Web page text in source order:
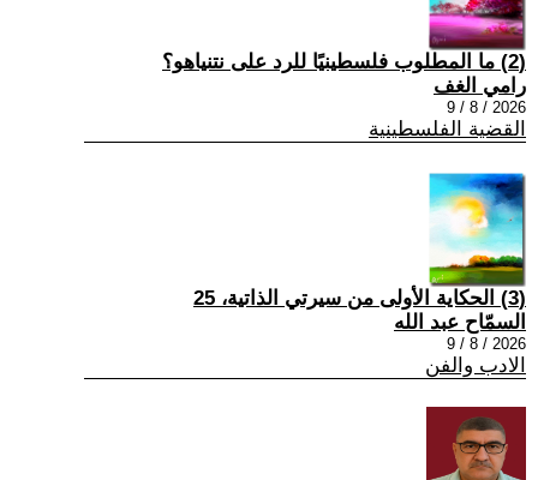
(2) ما المطلوب فلسطينيًا للرد على نتنياهو؟
رامي الغف
2026 / 8 / 9
القضية الفلسطينية
(3) الحكاية الأولى من سيرتي الذاتية، 25
السمّاح عبد الله
2026 / 8 / 9
الادب والفن